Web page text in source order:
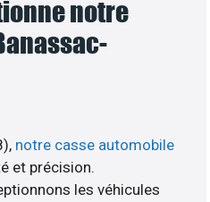
notre
notre casse automobile
et précision.
les véhicules